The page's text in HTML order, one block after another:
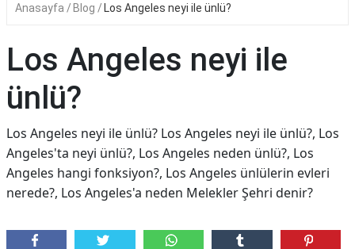
Anasayfa Blog Los Angeles neyi ile ünlü?
Los Angeles neyi ile
ünlü?
Los Angeles neyi ile ünlü? Los Angeles neyi ile ünlü?, Los
Angeles'ta neyi ünlü?, Los Angeles neden ünlü?, Los
Angeles hangi fonksiyon?, Los Angeles ünlülerin evleri
nerede?, Los Angeles'a neden Melekler Şehri denir?